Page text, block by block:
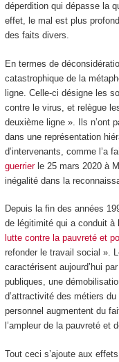
déperdition qui dépasse la
effet, le mal est plus
des faits divers.
En termes de
catastrophique de la
ligne. Celle-ci désigne les
contre le virus, et relègue
deuxième ligne ». Ils n’ont
dans une représentation
d’intervenants, comme l’a
guerrierle 25 mars 2020 à
inégalité dans la
Depuis la fin des années
de légitimité qui a conduit à
lutte contre la pauvreté et
refonder le travail social ».
caractérisent aujourd’hui
publiques, une
d’attractivité des métiers
personnel augmentent du
l’ampleur de la pauvreté et
Tout ceci s’ajoute aux